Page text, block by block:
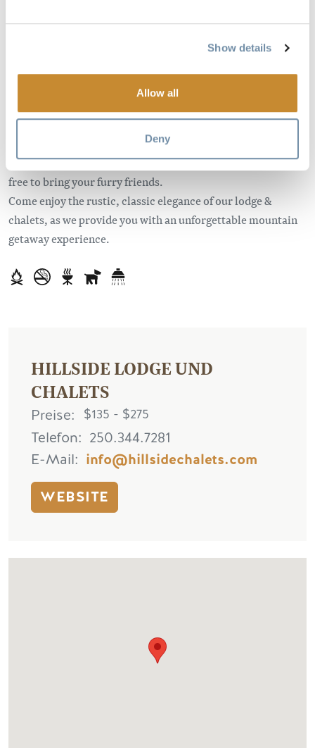
Show details
Allow all
Deny
beautiful hand crafted furniture, kitchenettes, private baths
as well as private porches. We also offer our Deluxe Summer
Suite from May – September which boasts a private hot tub,
steam shower and radiant heat sauna, along with stunning
Our chalets are dog friendly (minimal charges apply) so feel
free to bring your furry friends.
Come enjoy the rustic, classic elegance of our lodge &
chalets, as we provide you with an unforgettable mountain
getaway experience.
HILLSIDE LODGE UND
CHALETS
Preise $135 - $275
Telefon
250.344.7281
E-Mail
info@hillsidechalets.com
WEBSITE